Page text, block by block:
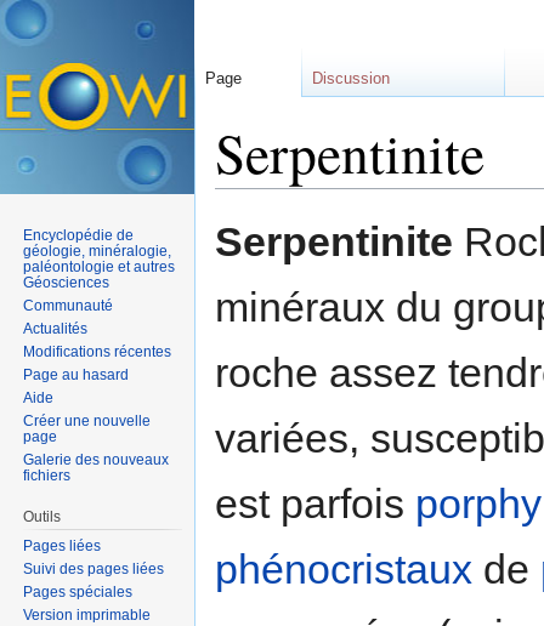
Serpentinite
Serpentinite
minéraux du
roche assez
variées,
est parfois
phénocristaux de
Page Discussion
Encyclopédie de
géologie, minéralogie,
paléontologie et autres
Géosciences
Communauté
Actualités
Modifications récentes
Page au hasard
Aide
Créer une nouvelle
page
Galerie des nouveaux
fichiers
Outils
Pages liées
Suivi des pages liées
Pages spéciales
Version imprimable